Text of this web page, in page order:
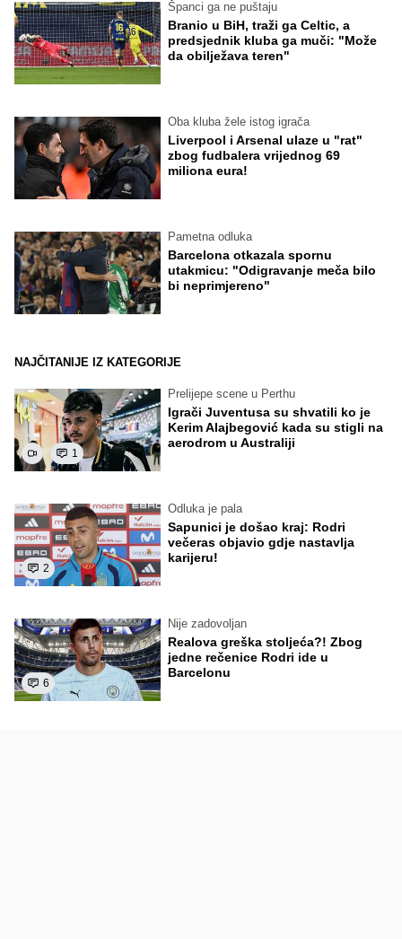
Španci ga ne puštaju
Branio u BiH, traži ga Celtic, a
predsjednik kluba ga muči: "Može
da obilježava teren"
Oba kluba žele istog igrača
Liverpool i Arsenal ulaze u "rat"
zbog fudbalera vrijednog 69
miliona eura!
Pametna odluka
Barcelona otkazala spornu
utakmicu: "Odigravanje meča bilo
bi neprimjereno"
NAJČITANIJE IZ KATEGORIJE
1
Prelijepe scene u Perthu
Igrači Juventusa su shvatili ko je
Kerim Alajbegović kada su stigli na
aerodrom u Australiji
2
Odluka je pala
Sapunici je došao kraj: Rodri
večeras objavio gdje nastavlja
karijeru!
6
Nije zadovoljan
Realova greška stoljeća?! Zbog
jedne rečenice Rodri ide u
Barcelonu